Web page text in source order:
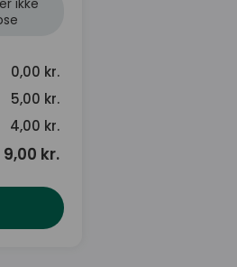
ikke
0,00 kr.
5,00 kr.
4,00 kr.
9,00 kr.